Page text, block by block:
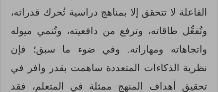
الفاعلة لا تتحقق إلا بمناهج دراسية تُحرك قدراته،
وتُفعِّل طاقاته، وترفع من دافعيته، وتُنمي ميوله
واتجاهاته ومهاراته. وفي ضوء ما سبق؛ فإن
نظرية الذكاءات المتعددة ساهمت بقدر وافر في
تحقيق أهداف المنهج ممثلة في المتعلم، فقد